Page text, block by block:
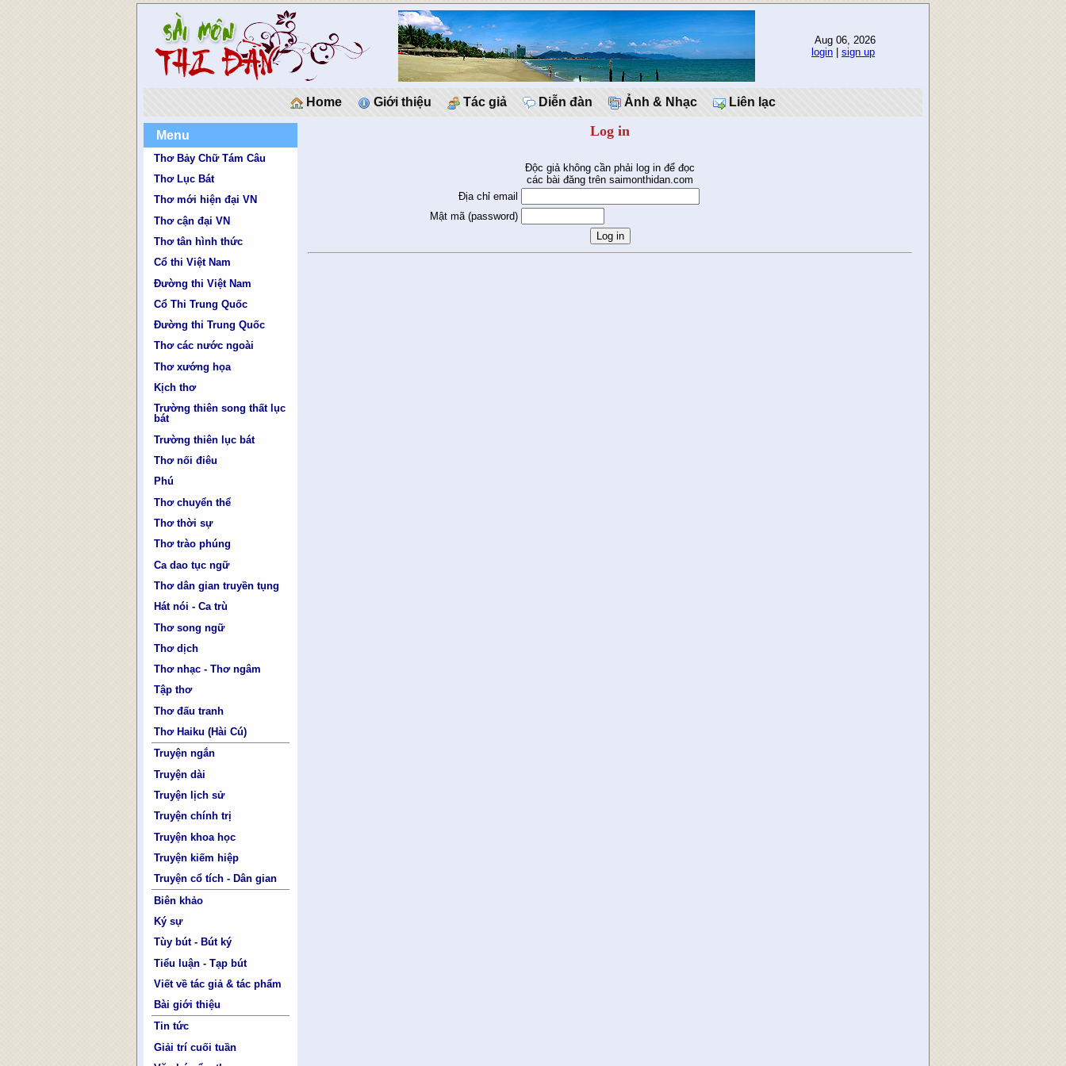
Aug 06, 2026
login
sign up
Home Giới thiệu Tác giả Diễn đàn Ảnh & Nhạc Liên lạc
Menu
Thơ Bảy Chữ Tám Câu
Thơ Lục Bát
Thơ mới hiện đại VN
Thơ cận đại VN
Thơ tân hình thức
Cổ thi Việt Nam
Đường thi Việt Nam
Cổ Thi Trung Quốc
Đường thi Trung Quốc
Thơ các nước ngoài
Thơ xướng họa
Kịch thơ
Trường thiên song thất lục
bát
Trường thiên lục bát
Thơ nối điêu
Phú
Thơ chuyển thể
Thơ thời sự
Thơ trào phúng
Ca dao tục ngữ
Thơ dân gian truyền tụng
Hát nói - Ca trù
Thơ song ngữ
Thơ dịch
Thơ nhạc - Thơ ngâm
Tập thơ
Thơ đấu tranh
Thơ Haiku (Hài Cú)
Truyện ngắn
Truyện dài
Truyện lịch sử
Truyện chính trị
Truyện khoa học
Truyện kiếm hiệp
Truyện cổ tích - Dân gian
Biên khảo
Ký sự
Tùy bút - Bút ký
Tiểu luận - Tạp bút
Viết về tác giả & tác phẩm
Bài giới thiệu
Tin tức
Giải trí cuối tuần
Log in
Độc giả không cần phải log in để đọc
các bài đăng trên saimonthidan.com
Địa chỉ email
Mật mã (password)